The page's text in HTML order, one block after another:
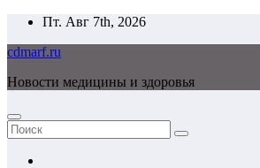
Перейти
содержимому
Пт. Авг 7th, 2026
cdmarf.ru
Новости медицины и здоровья